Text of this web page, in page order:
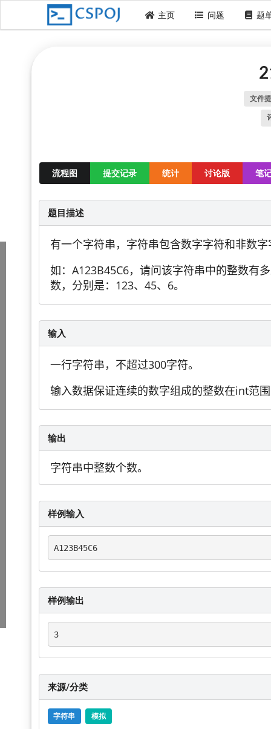
主页 问题 题
文件
流程图 提交记录 统计 讨论版 笔
题目描述
有一个字符串，字符串包含数字字符和非数
如：A123B45C6，请问该字符串中的整数有
数，分别是：123、45、6。
输入
一行字符串，不超过300字符。
输入数据保证连续的数字组成的整数在int范
输出
字符串中整数个数。
样例输入
A123B45C6
样例输出
3
来源/分类
字符串 模拟